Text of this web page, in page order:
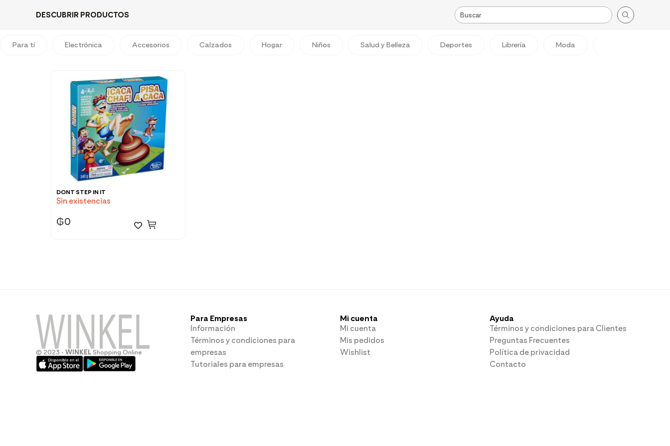
DESCUBRIR PRODUCTOS
Para tí Electrónica Accesorios Calzados Hogar Niños Salud y Belleza Deportes Librería Moda
DONT STEP IN IT
Sin existencias
₲0
© 2023 - WINKEL Shopping Online
Para Empresas
Información
Términos y condiciones para
empresas
Tutoriales para empresas
Mi cuenta
Mi cuenta
Mis pedidos
Wishlist
Ayuda
Términos y condiciones para Clientes
Preguntas Frecuentes
Política de privacidad
Contacto